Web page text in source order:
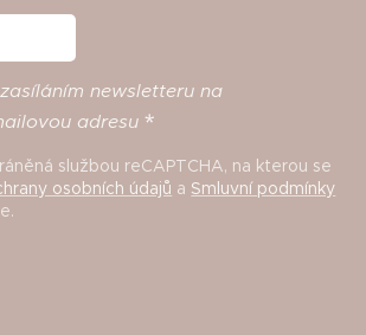
zasíláním newsletteru na
adresu
službou reCAPTCHA, na kterou se
osobních údajů a Smluvní podmínky